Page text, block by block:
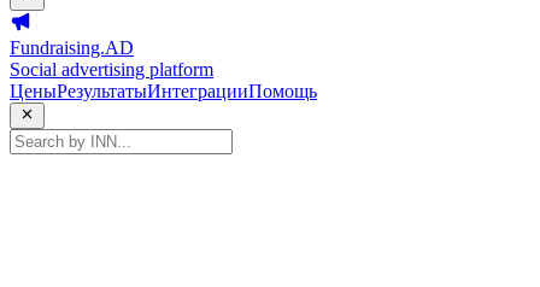
Fundraising.AD
Social advertising platform
ЦеныРезультатыИнтеграцииПомощь